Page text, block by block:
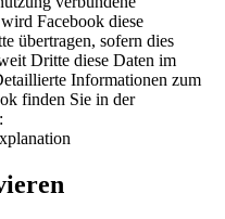
Facebook diese
übertragen, sofern dies
Dritte diese Daten im
Informationen zum
finden Sie in der